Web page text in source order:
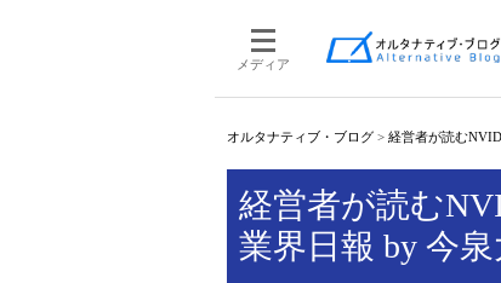
メディア
オルタナティブ・ブログ > 経営者が読む
経営者が読む
業界日報 by 今